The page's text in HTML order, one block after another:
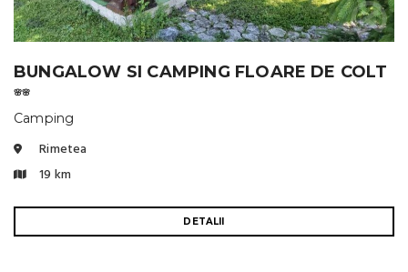
BUNGALOW SI CAMPING FLOARE DE COLT
🌸🌸
Camping
Rimetea
19 km
DETALII